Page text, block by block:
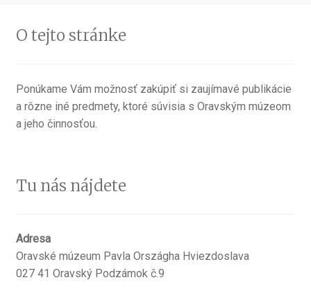
O tejto stránke
Ponúkame Vám možnosť zakúpiť si zaujímavé publikácie
a rôzne iné predmety, ktoré súvisia s Oravským múzeom
a jeho činnosťou.
Tu nás nájdete
Adresa
Oravské múzeum Pavla Országha Hviezdoslava
027 41 Oravský Podzámok č.9